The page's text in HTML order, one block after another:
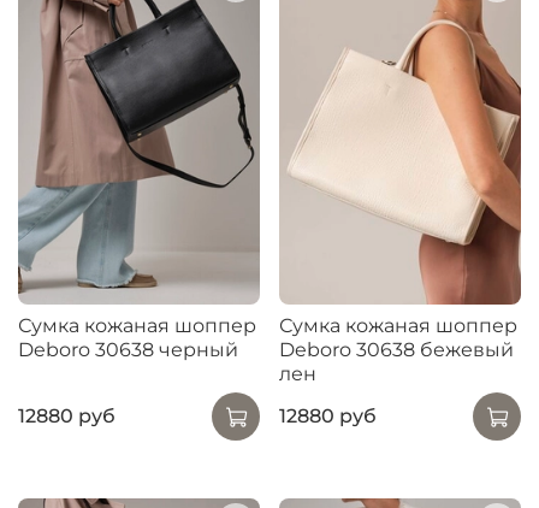
Сумка кожаная шоппер
Deboro 30638 черный
12880 руб
Сумка кожаная шоппер
Deboro 30638 бежевый
лен
12880 руб